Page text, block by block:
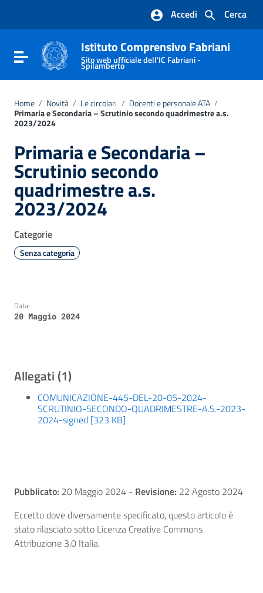
Vai al footer
Cerca
Accedi
Attiva / disattiva la navigazione
Istituto Comprensivo Fabriani
Sito web ufficiale dell'IC Fabriani -
Spilamberto
Home / Novità / Le circolari / Docenti e personale ATA /
Primaria e Secondaria – Scrutinio secondo quadrimestre a.s.
2023/2024
Primaria e Secondaria –
Scrutinio secondo
quadrimestre a.s.
2023/2024
Categorie
Senza categoria
Data:
20 Maggio 2024
Allegati (1)
COMUNICAZIONE-445-DEL-20-05-2024-
SCRUTINIO-SECONDO-QUADRIMESTRE-A.S.-2023-
2024-signed [323 KB]
Pubblicato: 20 Maggio 2024 - Revisione: 22 Agosto 2024
Eccetto dove diversamente specificato, questo articolo è
stato rilasciato sotto Licenza Creative Commons
Attribuzione 3.0 Italia.